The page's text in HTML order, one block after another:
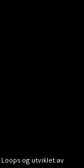
Loopsog utviklet av